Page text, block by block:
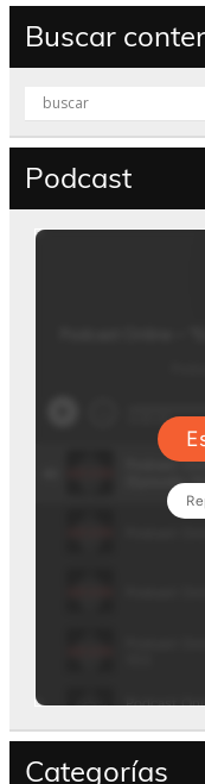
Buscar
Podcast
Categorías